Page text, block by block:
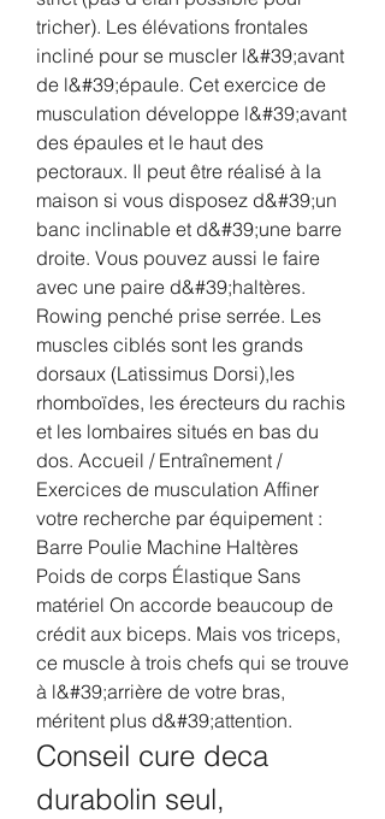
tricher). Les élévations frontales
incliné pour se muscler l&#39;avant
de l&#39;épaule. Cet exercice de
musculation développe l&#39;avant
des épaules et le haut des
pectoraux. Il peut être réalisé à la
maison si vous disposez d&#39;un
banc inclinable et d&#39;une barre
droite. Vous pouvez aussi le faire
avec une paire d&#39;haltères.
Rowing penché prise serrée. Les
muscles ciblés sont les grands
dorsaux (Latissimus Dorsi),les
rhomboïdes, les érecteurs du rachis
et les lombaires situés en bas du
dos. Accueil / Entraînement /
Exercices de musculation Affiner
votre recherche par équipement :
Barre Poulie Machine Haltères
Poids de corps Élastique Sans
matériel On accorde beaucoup de
crédit aux biceps. Mais vos triceps,
ce muscle à trois chefs qui se trouve
à l&#39;arrière de votre bras,
méritent plus d&#39;attention.
Conseil cure deca
durabolin seul,